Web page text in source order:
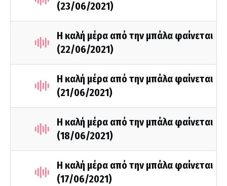
(23/06/2021)
Η καλή μέρα από την μπάλα φαίνεται
(22/06/2021)
Η καλή μέρα από την μπάλα φαίνεται
(21/06/2021)
Η καλή μέρα από την μπάλα φαίνεται
(18/06/2021)
Η καλή μέρα από την μπάλα φαίνεται
(17/06/2021)